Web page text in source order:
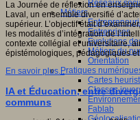
Réseaux
Métiers
Entreprises
Evolutions
Métiers du
Orientation
Pratiques
Cartes
Classes
Fablab
La Journée de réflexion en
Laval, un ensemble diversifié
supérieur. L’objectif était
les modalités d’intégration de
contexte collégial et universitaire,
épistémologiques, pédagogiques
En savoir plus...
IA et Éducation, entre
communs